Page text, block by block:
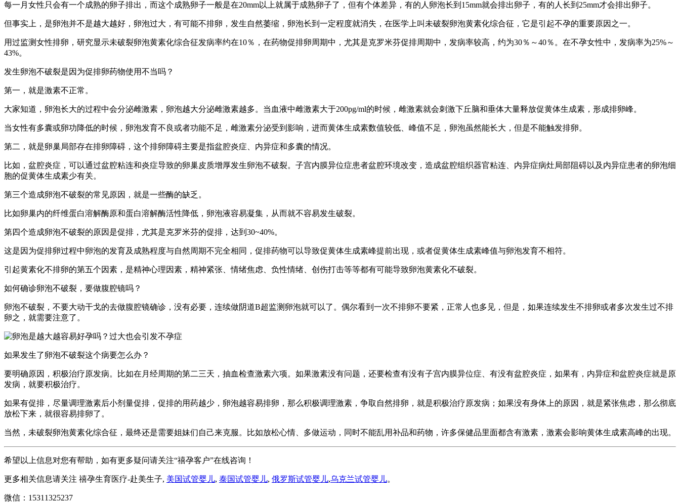
每一月女性只会有一个成熟的卵子排出，而这个成熟卵子一般是在20mm以上就属于成熟卵子了，但有个体差异，有的人卵泡长到15mm就会排出卵子，有的人长到25mm才会排出卵子。
但事实上，是卵泡并不是越大越好，卵泡过大，有可能不排卵，发生自然萎缩，卵泡长到一定程度就消失，在医学上叫未破裂卵泡黄素化综合征，它是引起不孕的重要原因之一。
用过监测女性排卵，研究显示未破裂卵泡黄素化综合征发病率约在10％，在药物促排卵周期中，尤其是克罗米芬促排周期中，发病率较高，约为30％～40％。在不孕女性中，发病率为25%～
43%。
发生卵泡不破裂是因为促排卵药物使用不当吗？
第一，就是激素不正常。
大家知道，卵泡长大的过程中会分泌雌激素，卵泡越大分泌雌激素越多。当血液中雌激素大于200pg/ml的时候，雌激素就会刺激下丘脑和垂体大量释放促黄体生成素，形成排卵峰。
当女性有多囊或卵功降低的时候，卵泡发育不良或者功能不足，雌激素分泌受到影响，进而黄体生成素数值较低、峰值不足，卵泡虽然能长大，但是不能触发排卵。
第二，就是卵巢局部存在排卵障碍，这个排卵障碍主要是指盆腔炎症、内异症和多囊的情况。
比如，盆腔炎症，可以通过盆腔粘连和炎症导致的卵巢皮质增厚发生卵泡不破裂。子宫内膜异位症患者盆腔环境改变，造成盆腔组织器官粘连、内异症病灶局部阻碍以及内异症患者的卵泡细
胞的促黄体生成素少有关。
第三个造成卵泡不破裂的常见原因，就是一些酶的缺乏。
比如卵巢内的纤维蛋白溶解酶原和蛋白溶解酶活性降低，卵泡液容易凝集，从而就不容易发生破裂。
第四个造成卵泡不破裂的原因是促排，尤其是克罗米芬的促排，达到30~40%。
这是因为促排卵过程中卵泡的发育及成熟程度与自然周期不完全相同，促排药物可以导致促黄体生成素峰提前出现，或者促黄体生成素峰值与卵泡发育不相符。
引起黄素化不排卵的第五个因素，是精神心理因素，精神紧张、情绪焦虑、负性情绪、创伤打击等等都有可能导致卵泡黄素化不破裂。
如何确诊卵泡不破裂，要做腹腔镜吗？
卵泡不破裂，不要大动干戈的去做腹腔镜确诊，没有必要，连续做阴道B超监测卵泡就可以了。偶尔看到一次不排卵不要紧，正常人也多见，但是，如果连续发生不排卵或者多次发生过不排
卵之，就需要注意了。
如果发生了卵泡不破裂这个病要怎么办？
要明确原因，积极治疗原发病。比如在月经周期的第二三天，抽血检查激素六项。如果激素没有问题，还要检查有没有子宫内膜异位症、有没有盆腔炎症，如果有，内异症和盆腔炎症就是原
发病，就要积极治疗。
如果有促排，尽量调理激素后小剂量促排，促排的用药越少，卵泡越容易排卵，那么积极调理激素，争取自然排卵，就是积极治疗原发病；如果没有身体上的原因，就是紧张焦虑，那么彻底
放松下来，就很容易排卵了。
当然，未破裂卵泡黄素化综合征，最终还是需要姐妹们自己来克服。比如放松心情、多做运动，同时不能乱用补品和药物，许多保健品里面都含有激素，激素会影响黄体生成素高峰的出现。
希望以上信息对您有帮助，如有更多疑问请关注“禧孕客户”在线咨询！
更多相关信息请关注 禧孕生育医疗-赴美生子, 美国试管婴儿, 泰国试管婴儿, 俄罗斯试管婴儿,乌克兰试管婴儿。
微信：15311325237